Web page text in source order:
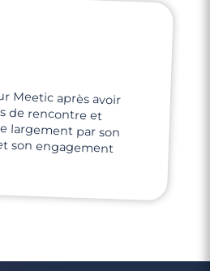
Meetic après avoir
de rencontre et
largement par son
son engagement